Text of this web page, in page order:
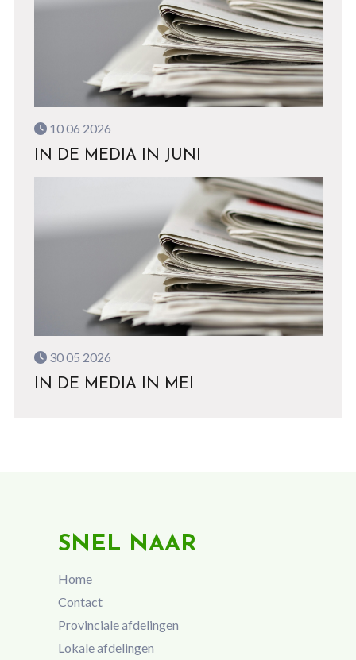
10 06 2026
IN DE MEDIA IN JUNI
30 05 2026
IN DE MEDIA IN MEI
SNEL NAAR
Home
Contact
Provinciale afdelingen
Lokale afdelingen